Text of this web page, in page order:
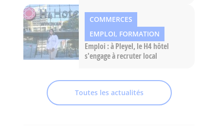
COMMERCES
EMPLOI, FORMATION
Emploi : à Pleyel, le H4 hôtel
s'engage à recruter local
Toutes les actualités